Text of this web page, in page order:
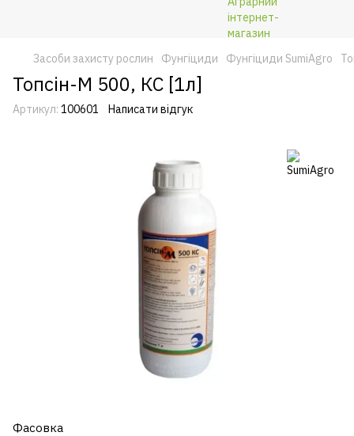
Засоби захисту рослин Фунгіциди Фунгіциди SumiAgro
Топсін-М 500, КС [1л]
Артикул: 100601 Написати відгук
Фасовка